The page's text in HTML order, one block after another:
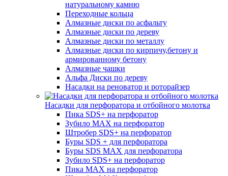
натуральному камню
Переходные кольца
Алмазные диски по асфальту
Алмазные диски по дереву
Алмазные диски по металлу
Алмазные диски по кирпичу,бетону и
армированному бетону
Алмазные чашки
Альфа Диски по дереву
Насадки на реноватор и роторайзер
Насадки для перфоратора и отбойного молотка
Пика SDS+ на перфоратор
Зубило MAX на перфоратор
Штробер SDS+ на перфоратор
Буры SDS + для перфоратора
Буры SDS MAX для перфоратора
Зубило SDS+ на перфоратор
Пика MAX на перфоратор